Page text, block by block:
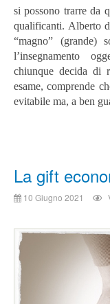
si possono trarre da
qualificanti. Alberto
“magno”
l’insegnamento
chiunque decida di
esame, comprende
evitabile ma, a ben
La gift
10 Giugno 2021